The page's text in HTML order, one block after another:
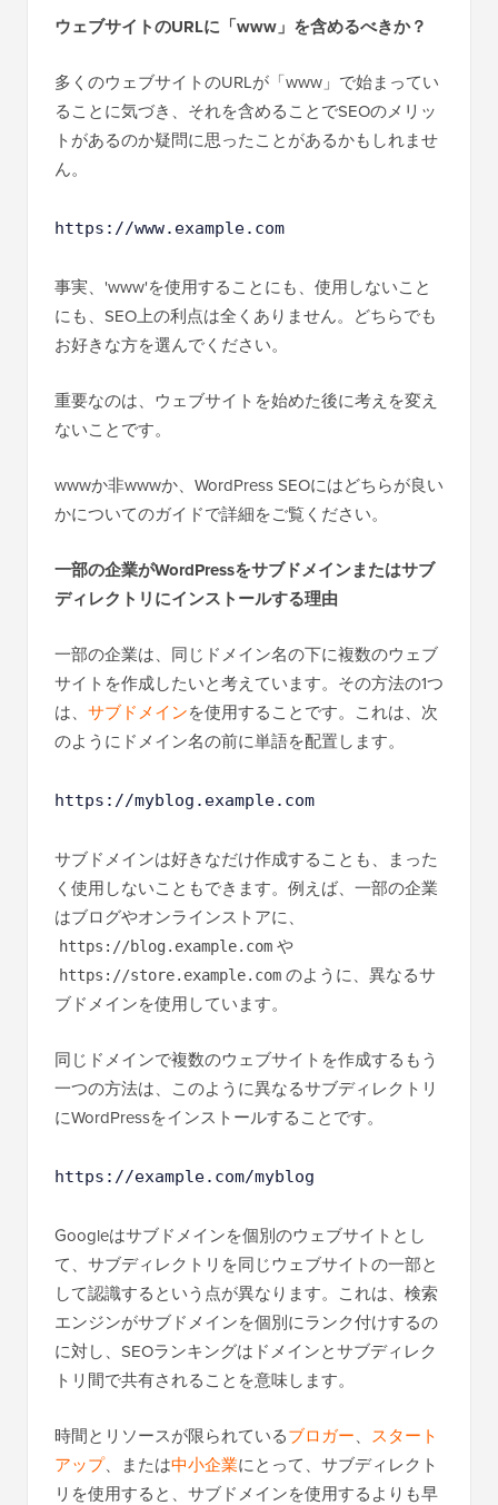
ウェブサイトのURLに「www」を含めるべきか？
多くのウェブサイトのURLが「www」で始まってい
ることに気づき、それを含めることでSEOのメリッ
トがあるのか疑問に思ったことがあるかもしれませ
ん。
https://www.example.com
事実、'www'を使用することにも、使用しないこと
にも、SEO上の利点は全くありません。どちらでも
お好きな方を選んでください。
重要なのは、ウェブサイトを始めた後に考えを変え
ないことです。
wwwか非wwwか、WordPress SEOにはどちらが良い
かについてのガイドで詳細をご覧ください。
一部の企業がWordPressをサブドメインまたはサブ
ディレクトリにインストールする理由
一部の企業は、同じドメイン名の下に複数のウェブ
サイトを作成したいと考えています。その方法の1つ
は、 サブドメインを使用することです。これは、次
のようにドメイン名の前に単語を配置します。
https://myblog.example.com
サブドメインは好きなだけ作成することも、まった
く使用しないこともできます。例えば、一部の企業
はブログやオンラインストアに、
https://blog.example.com や
https://store.example.com のように、異なるサ
ブドメインを使用しています。
同じドメインで複数のウェブサイトを作成するもう
一つの方法は、このように異なるサブディレクトリ
にWordPressをインストールすることです。
https://example.com/myblog
Googleはサブドメインを個別のウェブサイトとし
て、サブディレクトリを同じウェブサイトの一部と
して認識するという点が異なります。これは、検索
エンジンがサブドメインを個別にランク付けするの
に対し、SEOランキングはドメインとサブディレク
トリ間で共有されることを意味します。
時間とリソースが限られているブロガー、 スタート
アップ、または中小企業にとって、サブディレクト
リを使用すると、サブドメインを使用するよりも早